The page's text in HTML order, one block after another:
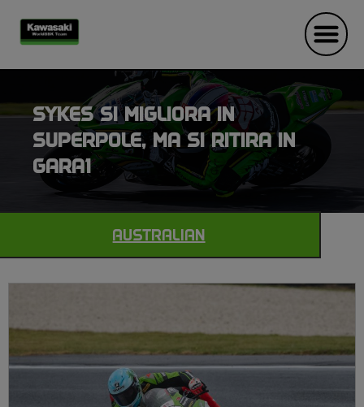
SYKES SI MIGLIORA IN
SUPERPOLE, MA SI RITIRA IN
GARA1
AUSTRALIAN